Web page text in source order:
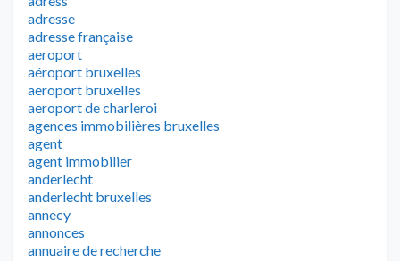
adresse
adresse française
aeroport
aéroport bruxelles
aeroport bruxelles
aeroport de charleroi
agences immobilières bruxelles
agent
agent immobilier
anderlecht
anderlecht bruxelles
annecy
annonces
annuaire de recherche